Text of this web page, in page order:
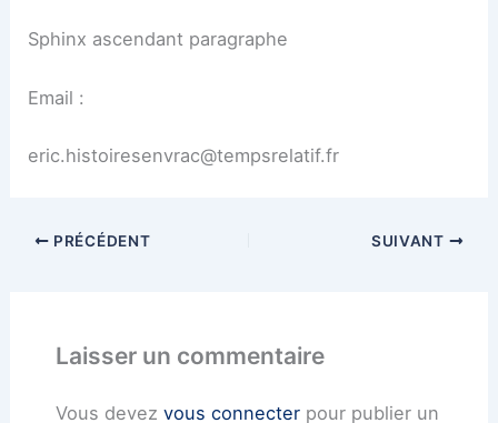
Sphinx ascendant paragraphe
Email :
eric.histoiresenvrac@tempsrelatif.fr
PRÉCÉDENT SUIVANT
Laisser un commentaire
Vous devez vous connecterpour publier un